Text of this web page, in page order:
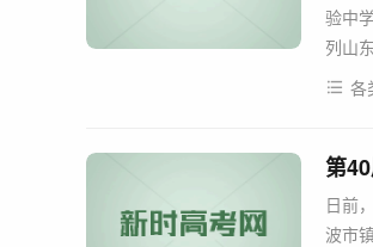
验中
列山
各
第
日前
波市